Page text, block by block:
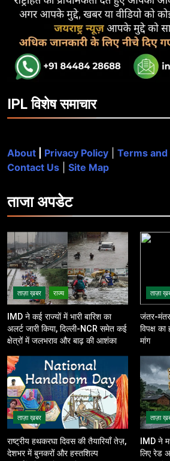
IPL विशेष समाचार
About Privacy Policy Terms
Contact Us
Site Map
ताजाअपडेट
ताज़ा ख़बर राज्य
IMD ने कई राज्यों में भारी बारिश का
अलर्ट जारी किया, दिल्ली-NCR समेत कई
क्षेत्रों में जलभराव और बाढ़ की आशंका
ताज़ा
जंतर-मंतर
विपक्ष
मांग
ताज़ा ख़बर
राष्ट्रीय हथकरघा दिवस की तैयारियाँ तेज़,
देशभर में बुनकरों और हस्तशिल्प
ताज़ा
IMD ने
लिए रेड